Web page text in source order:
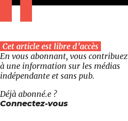
Cet article est libre d’accès
En vous abonnant, vous contribuez
à une information sur les médias
indépendante et sans pub.
Déjà abonné.e ?
Connectez-vous